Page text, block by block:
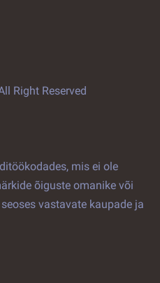
Right Reserved
mis ei ole
õiguste omanike või
vastavate kaupade ja